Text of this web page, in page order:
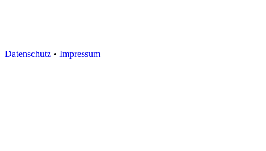
Datenschutz • Impressum